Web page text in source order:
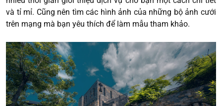
và tỉ mỉ. Cũng nên tìm các hình ảnh của những bộ ảnh cưới
trên mạng mà bạn yêu thích để làm mẫu tham khảo.